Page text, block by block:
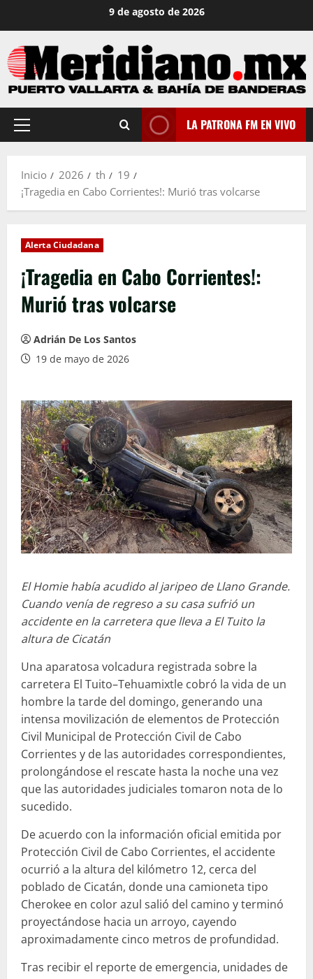
contenido
9 de agosto de 2026
Menú
LA PATRONA FM EN VIVO
Inicio 2026 th
19
¡Tragedia en Cabo Corrientes!: Murió tras volcarse
Alerta Ciudadana
¡Tragedia en Cabo Corrientes!:
Murió tras volcarse
Adrián De Los Santos
19 de mayo de 2026
El Homie había acudido al jaripeo de Llano Grande.
Cuando venía de regreso a su casa sufrió un
accidente en la carretera que lleva a El Tuito la
altura de Cicatán
Una aparatosa volcadura registrada sobre la
carretera El Tuito–Tehuamixtle cobró la vida de un
hombre la tarde del domingo, generando una
intensa movilización de elementos de Protección
Civil Municipal de Protección Civil de Cabo
Corrientes y de las autoridades correspondientes,
prolongándose el rescate hasta la noche una vez
que las autoridades judiciales tomaron nota de lo
sucedido.
De acuerdo con la información oficial emitida por
Protección Civil de Cabo Corrientes, el accidente
ocurrió a la altura del kilómetro 12, cerca del
poblado de Cicatán, donde una camioneta tipo
Cherokee en color azul salió del camino y terminó
proyectándose hacia un arroyo, cayendo
aproximadamente cinco metros de profundidad.
Tras recibir el reporte de emergencia, unidades de